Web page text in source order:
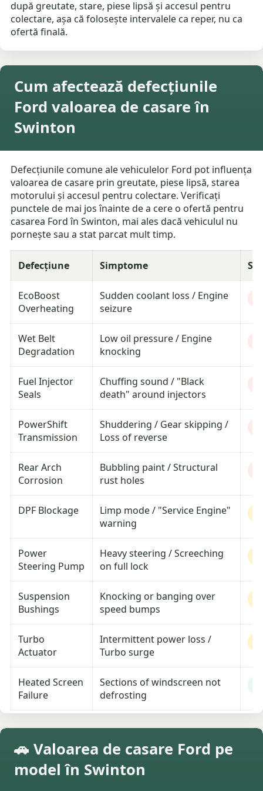
după greutate, stare, piese lipsă și accesul pentru
colectare, așa că folosește intervalele ca reper, nu ca
ofertă finală.
Cum afectează defecțiunile
Ford valoarea de casare în
Swinton
Defecțiunile comune ale vehiculelor Ford pot influența
valoarea de casare prin greutate, piese lipsă, starea
motorului și accesul pentru colectare. Verificați
punctele de mai jos înainte de a cere o ofertă pentru
casarea Ford în Swinton, mai ales dacă vehiculul nu
pornește sau a stat parcat mult timp.
Defecțiune Simptome
EcoBoost
Overheating
Sudden coolant loss / Engine
seizure
Wet Belt
Degradation
Low oil pressure / Engine
knocking
Fuel Injector
Seals
Chuffing sound / "Black
death" around injectors
PowerShift
Transmission
Shuddering / Gear skipping /
Loss of reverse
Rear Arch
Corrosion
Bubbling paint / Structural
rust holes
DPF Blockage
Limp mode / "Service Engine"
warning
Power
Steering Pump
Heavy steering / Screeching
on full lock
Suspension
Bushings
Knocking or banging over
speed bumps
Turbo
Actuator
Intermittent power loss /
Turbo surge
Heated Screen
Failure
Sections of windscreen not
defrosting
🚗 Valoarea de casare Ford pe
model în Swinton